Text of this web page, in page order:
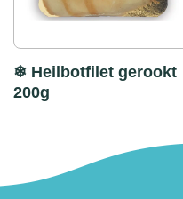
❄ Heilbotfilet gerookt
200g